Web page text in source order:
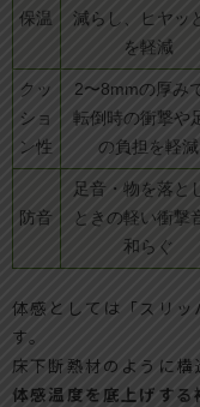
保温
減らし、ヒヤッ
を軽減
クッ
ショ
ン性
2〜8mmの厚み
転倒時の衝撃や
の負担を軽減
防音
足音・物を落と
ときの軽い衝撃
和らぐ
体感としては「スリ
す。
床下断熱材のように構
体感温度を底上げする